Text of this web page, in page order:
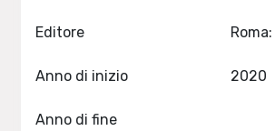
Editore
Anno di inizio
Anno di fine